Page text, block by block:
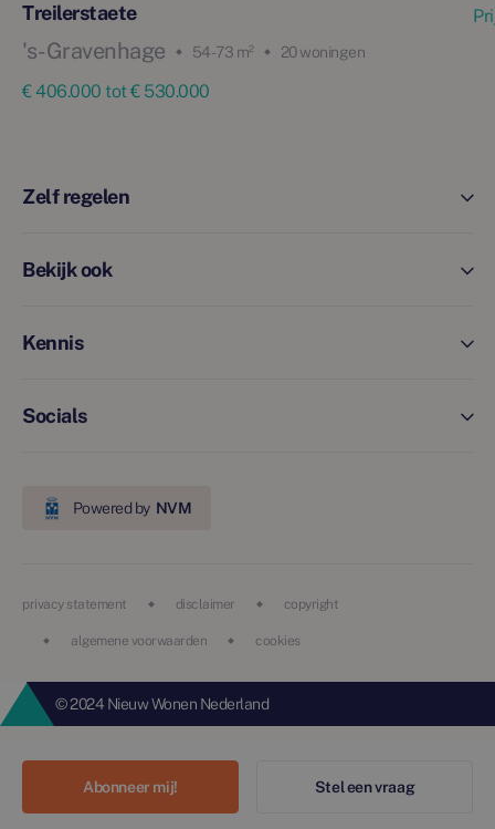
Treilerstaete
's-Gravenhage 54 - 73 m² 20 woningen
€ 406.000 tot € 530.000
Zelf regelen
Bekijk ook
Kennis
Socials
Powered by NVM
privacy statement disclaimer copyright
algemene voorwaarden cookies
© 2024 Nieuw Wonen Nederland
Abonneer mij! Stel een vraag